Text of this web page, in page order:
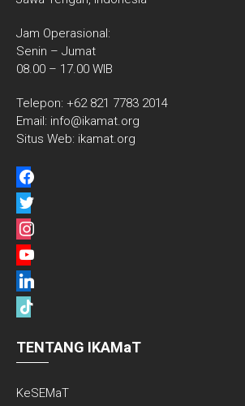
Jam Operasional:
Senin – Jumat
08.00 – 17.00 WIB
Telepon: +62 821 7783 2014
Email: info@ikamat.org
Situs Web: ikamat.org
facebook
twitter
instagram
youtube
linkedin
tiktok
TENTANG IKAMaT
KeSEMaT